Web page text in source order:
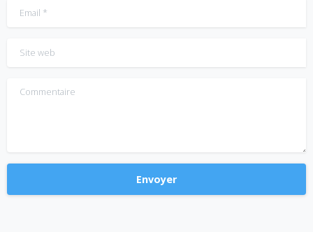
Email*
Site web
Commentaire